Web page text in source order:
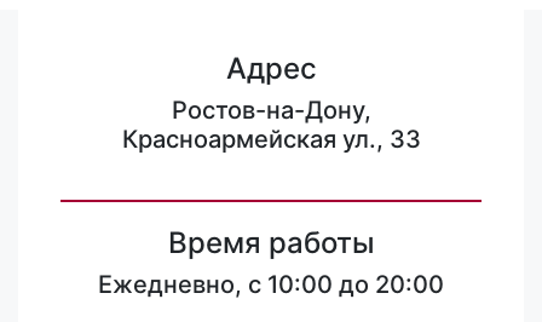
Адрес
Ростов-на-Дону,
Красноармейская ул., 33
Время работы
Ежедневно, с 10:00 до 20:00